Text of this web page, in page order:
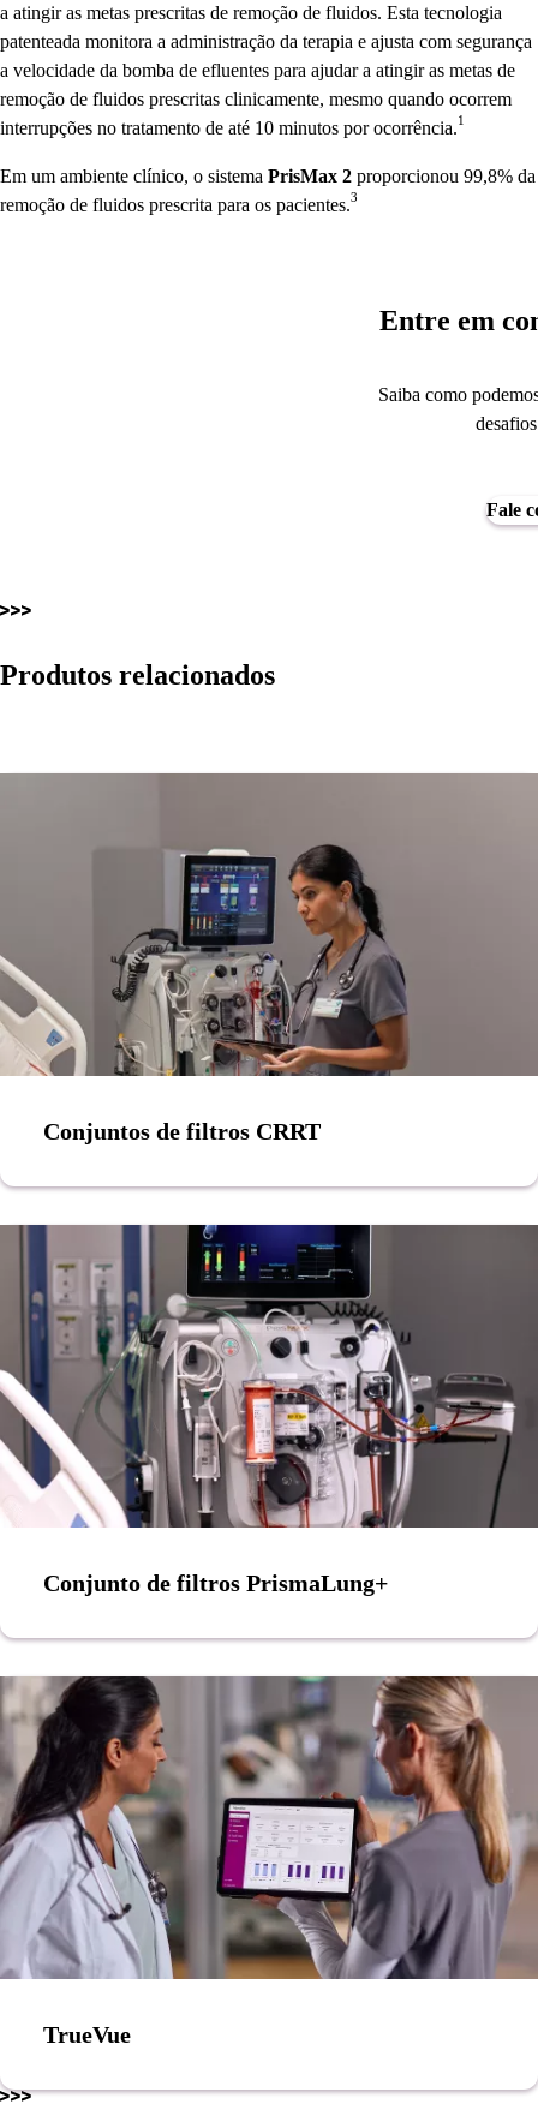
a atingir as metas prescritas de remoção de fluidos. Esta tecnologia
patenteada monitora a administração da terapia e ajusta com segurança
a velocidade da bomba de efluentes para ajudar a atingir as metas de
remoção de fluidos prescritas clinicamente, mesmo quando ocorrem
interrupções no tratamento de até 10 minutos por ocorrência.1
Em um ambiente clínico, o sistema PrisMax 2 proporcionou 99,8% da
remoção de fluidos prescrita para os pacientes.3
Entre em
Saiba como
Fale
Produtos relacionados
Conjuntos de filtros CRRT
Conjunto de filtros PrismaLung+
TrueVue